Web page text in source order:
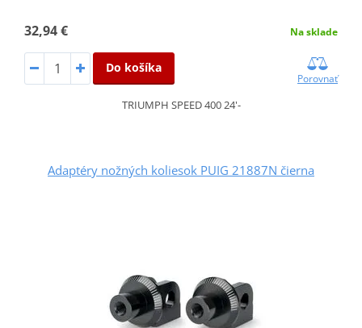
32,94 € Na sklade
Do košíka
Porovnať
TRIUMPH SPEED 400 24'-
Adaptéry nožných koliesok PUIG 21887N čierna